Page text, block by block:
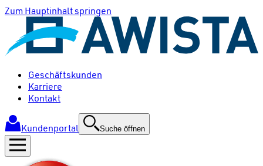
Zum Hauptinhalt springen
Geschäftskunden
Karriere
Kontakt
Kundenportal Suche öffnen